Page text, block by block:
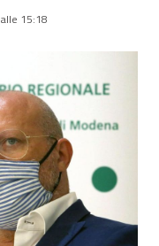
15:18